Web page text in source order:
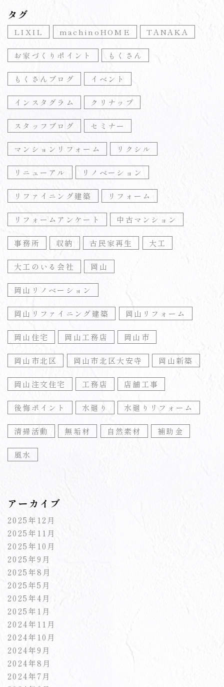
タグ
LIXIL machinoHOME TANAKA
お家づくりポイント もくさん
もくさんブログ イベント
インスタグラム クリナップ
スタッフブログ セミナー
マンションリフォーム リクシル
リニューアル リノベーション
リファイニング建築 リフォーム
リフォームアンケート 中古マンション
事務所 収納 古民家再生 大工
大工のいる会社 岡山
岡山リノベーション
岡山リファイニング建築 岡山リフォーム
岡山住宅 岡山工務店 岡山市
岡山市北区 岡山市北区大安寺 岡山新築
岡山注文住宅 工務店 店舗工事
後悔ポイント 水廻り 水廻りリフォーム
清掃活動 無垢材 自然素材 補助金
風水
アーカイブ
2025年12月
2025年11月
2025年10月
2025年9月
2025年8月
2025年5月
2025年4月
2025年1月
2024年11月
2024年10月
2024年9月
2024年8月
2024年7月